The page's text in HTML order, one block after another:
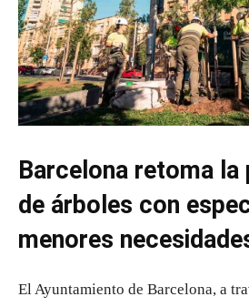
Barcelona retoma la
de árboles con
menores
El Ayuntamiento de Barcelona, a